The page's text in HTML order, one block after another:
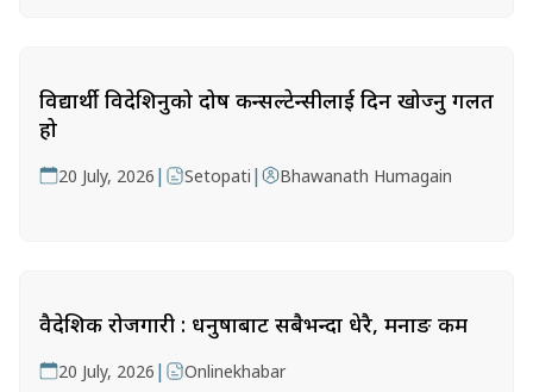
विद्यार्थी विदेशिनुको दोष कन्सल्टेन्सीलाई दिन खोज्नु गलत
हो
20 July, 2026 | Setopati | Bhawanath Humagain
वैदेशिक रोजगारी : धनुषाबाट सबैभन्दा धेरै, मनाङ कम
20 July, 2026 | Onlinekhabar